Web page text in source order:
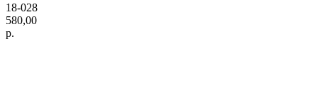
18-028
580,00
р.